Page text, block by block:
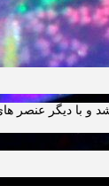
و با ديگر عنصر